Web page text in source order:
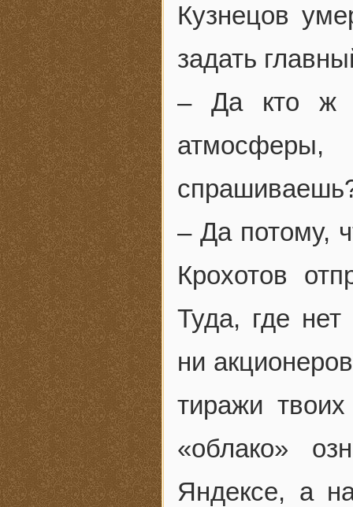
Кузнецов
задать
– Да кто ж
– Да потому,
Крохотов
Туда, где
ни
тиражи
«облако»
Яндексе, а